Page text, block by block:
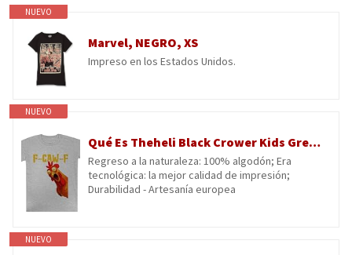
NUEVO
Marvel, NEGRO, XS
Impreso en los Estados Unidos.
NUEVO
Qué Es Theheli Black Crower Kids Grey tee Camiseta De Manga Corta para Niños Kids Grey tee Children Short Sleeve T-Shirt
Regreso a la naturaleza: 100% algodón; Era
tecnológica: la mejor calidad de impresión;
Durabilidad - Artesanía europea
NUEVO